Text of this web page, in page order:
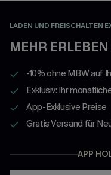
LADEN UND FREISCHALTEN
MEHR
-10% ohne MBW auf
Exklusiv: Ihr
App-Exklusive Preise
Gratis Versand für
APP